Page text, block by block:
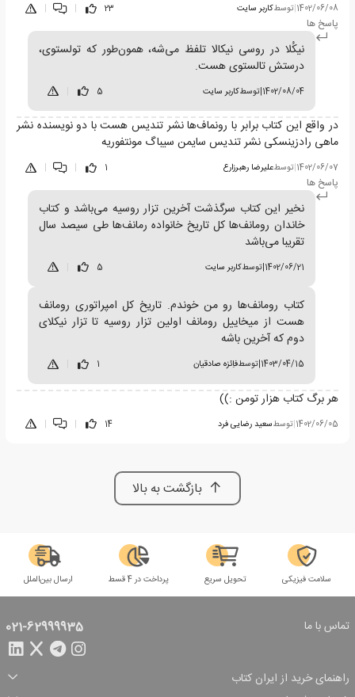
1402/06/08
|توسطکاربر سایت 23
|
|
پاسخ ها
نیکُلا در روسی نیکالا تلفظ می‌شه، همون‌طور که تولستوی،
درستش تالستوی هست.
1402/08/04
|توسطکاربر سایت 5
در واقع این کتاب برابر با رونماف‌ها نشر تندیس هست با دو نویسنده نشر
ماهی رادزینسکی نشر تندیس سایمن سیباگ مونتفوریه
1402/06/07
|توسطعلیرضا رهبرزارع 1
|
|
پاسخ ها
نخیر این کتاب سرگذشت آخرین تزار روسیه می‌باشد و کتاب
خاندان رومانف‌ها کل تاریخ خانواده رمانف‌ها طی سیصد سال
تقریبا می‌باشد
1402/06/21
|توسطکاربر سایت 5
کتاب رومانف‌ها رو من خوندم. تاریخ کل امپراتوری رومانف
هست از میخاییل رومانف اولین تزار روسیه تا تزار نیکلای
دوم که آخرین باشه
1403/04/15
|توسطفاِئزه صادقیان 1
هر برگ کتاب هزار تومن :))
1402/06/05
|توسطسعید رضایی فرد 14
|
|
بازگشت به بالا
سلامت فیزیکی تحویل سریع پرداخت در 4 قسط ارسال بین‌الملل
تماس با ما 021-62999935
راهنمای خرید از ایران کتاب